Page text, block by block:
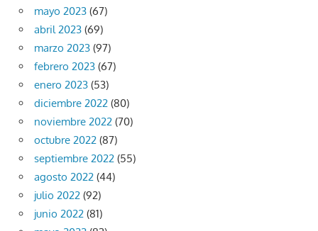
mayo 2023 (67)
abril 2023 (69)
marzo 2023 (97)
febrero 2023 (67)
enero 2023 (53)
diciembre 2022 (80)
noviembre 2022 (70)
octubre 2022 (87)
septiembre 2022 (55)
agosto 2022 (44)
julio 2022 (92)
junio 2022 (81)